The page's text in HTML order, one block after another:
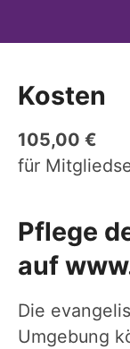
Kosten
105,00 €
für
Pflege
auf
Die
Umgebung